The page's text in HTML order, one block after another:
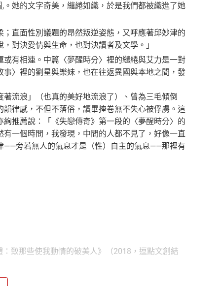
她的文字奇美，繾綣如織，於是我們都被織進了她
直面性別議題的昂然叛逆姿態，又呼應著邱妙津的
對決愛情與生命，也對決讀者及文學。」
有相連。中篇〈夢醒時分〉裡的繾綣與艾力是一對
〉裡的劉星與樂妹，也在往返異國與本地之間，發
流浪」（也真的美好地流浪了）、曾為三毛傾倒
律感，不但不落俗，讀畢掩卷無不失心被俘虜。這
推薦說：「《失戀傳奇》第一段的〈夢醒時分〉的
一個時間，我發現，中間的人都不見了，好像一直
——旁若無人的氣息才是（性）自主的氣息——那裡有
致那些使我動情的破美人》（2018，逗點文創結